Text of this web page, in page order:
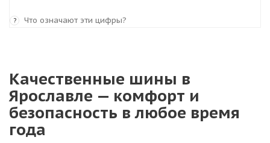
? Что означают эти цифры?
Качественные шины в
Ярославле — комфорт и
безопасность в любое время
года